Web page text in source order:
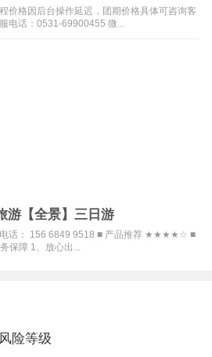
格因后台操作延迟，团期价格具体可咨询客
电话：0531-69900455 微...
游【全景】三日游
电话： 156 6849 9518 ■ 产品推荐 ★★★★☆ ■
保障 1、放心出...
险等级